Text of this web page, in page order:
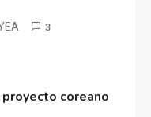
3
coreano